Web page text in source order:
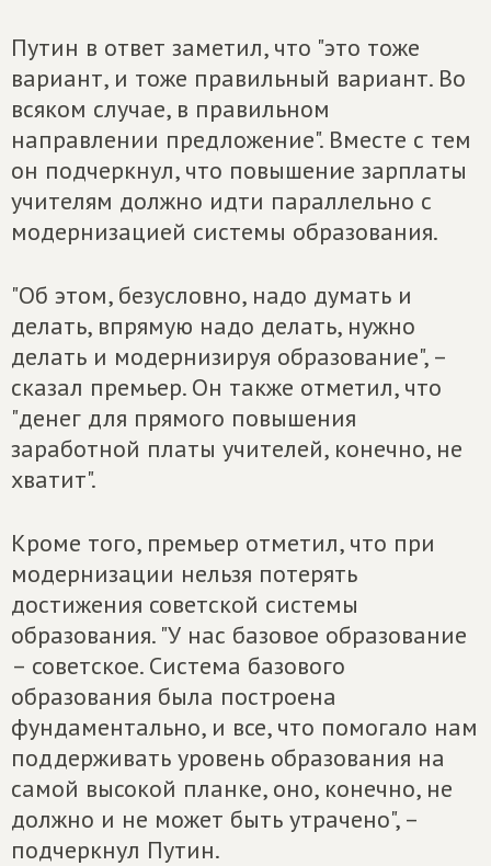
Путин в ответ заметил, что "это тоже
вариант, и тоже правильный вариант. Во
всяком случае, в правильном
направлении предложение". Вместе с тем
он подчеркнул, что повышение зарплаты
учителям должно идти параллельно с
модернизацией системы образования.
"Об этом, безусловно, надо думать и
делать, впрямую надо делать, нужно
делать и модернизируя образование", –
сказал премьер. Он также отметил, что
"денег для прямого повышения
заработной платы учителей, конечно, не
хватит".
Кроме того, премьер отметил, что при
модернизации нельзя потерять
достижения советской системы
образования. "У нас базовое образование
– советское. Система базового
образования была построена
фундаментально, и все, что помогало нам
поддерживать уровень образования на
самой высокой планке, оно, конечно, не
должно и не может быть утрачено", –
подчеркнул Путин.